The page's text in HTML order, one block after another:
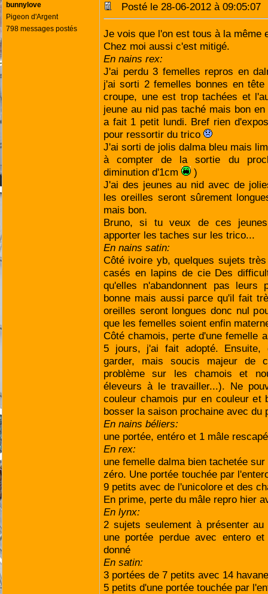
bunnylove
Pigeon d'Argent
798 messages postés
Posté le 28-06-2012 à
Je vois que l'on est tous à la même
Chez moi aussi c'est mitigé.
En nains rex:
J'ai perdu 3 femelles repros en
j'ai sorti 2 femelles bonnes en
croupe, une est trop tachées et
jeune au nid pas taché mais bon
a fait 1 petit lundi. Bref rien
pour ressortir du trico
J'ai sorti de jolis dalma bleu mais
à compter de la sortie du
diminution d'1cm
)
J'ai des jeunes au nid avec de
les oreilles seront sûrement
mais bon.
Bruno, si tu veux de ces
apporter les taches sur les trico...
En nains satin:
Côté ivoire yb, quelques sujets
casés en lapins de cie Des
qu'elles n'abandonnent pas
bonne mais aussi parce qu'il fait
oreilles seront longues donc nul
que les femelles soient enfin
Côté chamois, perte d'une femelle
5 jours, j'ai fait adopté. Ensuite,
garder, mais soucis majeur de
problème sur les chamois et
éleveurs à le travailler...). Ne
couleur chamois pur en couleur et
bosser la saison prochaine avec du
En nains béliers:
une portée, entéro et 1 mâle
En rex:
une femelle dalma bien tachetée
zéro. Une portée touchée par
9 petits avec de l'unicolore et des
En prime, perte du mâle repro hier
En lynx:
2 sujets seulement à présenter au
une portée perdue avec entero
donné
En satin:
3 portées de 7 petits avec 14
5 petits d'une portée touchée par